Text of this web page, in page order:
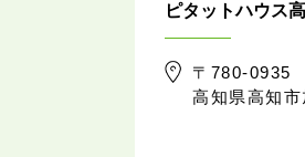
ピタットハウス
〒780-0935
高知県高知